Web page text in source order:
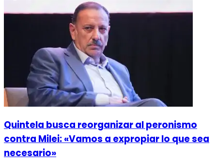
Quintela busca reorganizar al peronismo
contra Milei: «Vamos a expropiar lo que sea
necesario»